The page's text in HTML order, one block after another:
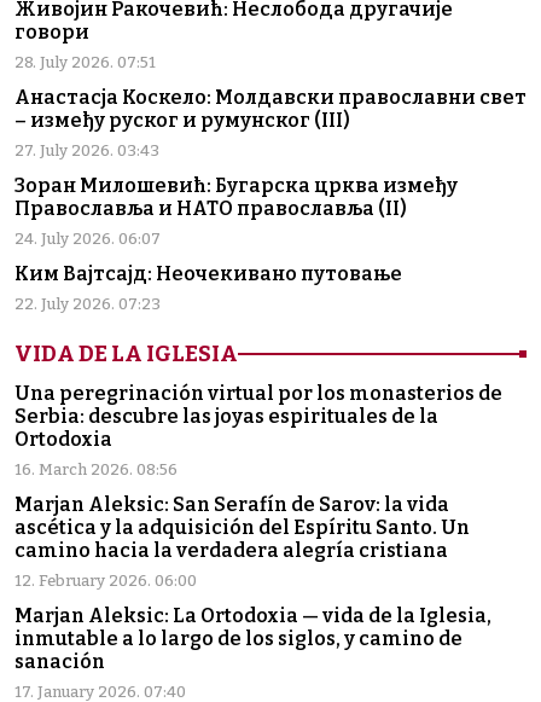
Живојин Ракочевић: Неслобода другачије
говори
28. July 2026. 07:51
Анастасја Коскело: Молдавски православни свет
– између руског и румунског (III)
27. July 2026. 03:43
Зоран Милошевић: Бугарска црква између
Православља и НАТО православља (II)
24. July 2026. 06:07
Ким Вајтсајд: Неочекивано путовање
22. July 2026. 07:23
VIDA DE LA IGLESIA
Una peregrinación virtual por los monasterios de
Serbia: descubre las joyas espirituales de la
Ortodoxia
16. March 2026. 08:56
Marjan Aleksic: San Serafín de Sarov: la vida
ascética y la adquisición del Espíritu Santo. Un
camino hacia la verdadera alegría cristiana
12. February 2026. 06:00
Marjan Aleksic: La Ortodoxia — vida de la Iglesia,
inmutable a lo largo de los siglos, y camino de
sanación
17. January 2026. 07:40